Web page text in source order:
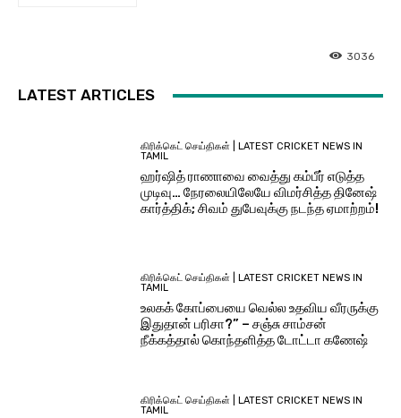
3036
LATEST ARTICLES
கிரிக்கெட் செய்திகள் | LATEST CRICKET NEWS IN
TAMIL
ஹர்ஷித் ராணாவை வைத்து கம்பீர் எடுத்த
முடிவு… நேரலையிலேயே விமர்சித்த தினேஷ்
கார்த்திக்; சிவம் துபேவுக்கு நடந்த ஏமாற்றம்!
கிரிக்கெட் செய்திகள் | LATEST CRICKET NEWS IN
TAMIL
உலகக் கோப்பையை வெல்ல உதவிய வீரருக்கு
இதுதான் பரிசா?” – சஞ்சு சாம்சன்
நீக்கத்தால் கொந்தளித்த டோட்டா கணேஷ்
கிரிக்கெட் செய்திகள் | LATEST CRICKET NEWS IN
TAMIL